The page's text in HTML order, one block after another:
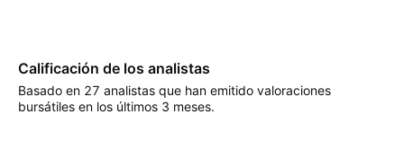
Calificación de los analistas
Basado en 27 analistas que han emitido valoraciones
bursátiles en los últimos 3 meses.